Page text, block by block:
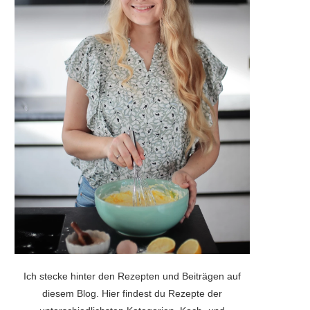
Ich stecke hinter den Rezepten und Beiträgen auf
diesem Blog. Hier findest du Rezepte der